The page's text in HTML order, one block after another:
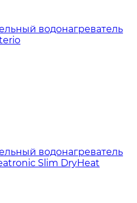
водонагреватель
водонагреватель
Slim DryHeat